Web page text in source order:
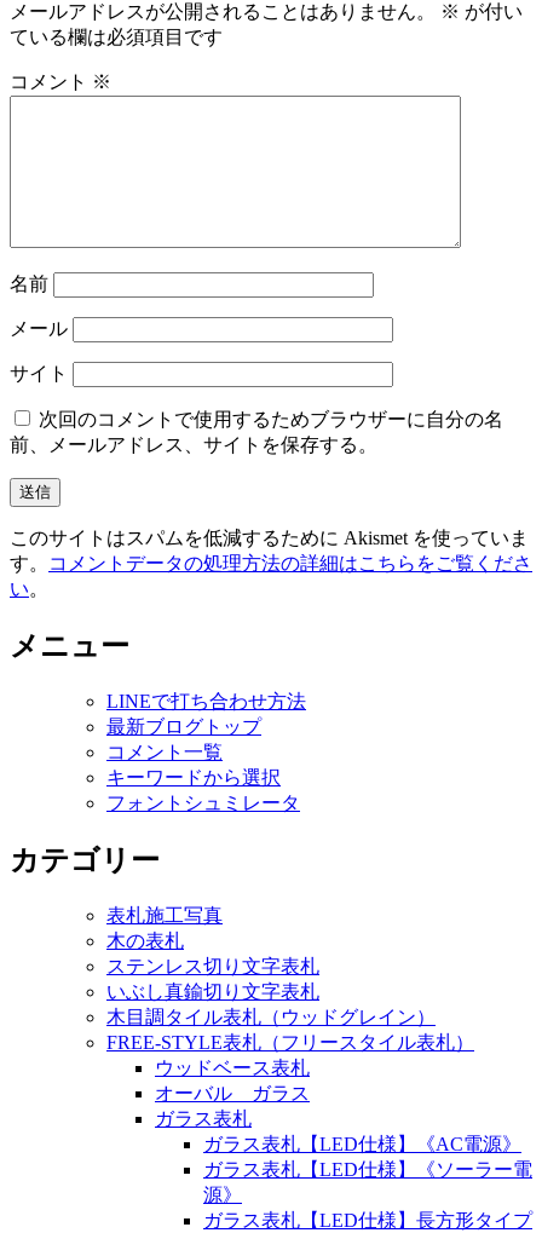
ゲ
シ
メールアドレスが公開されることはありません。 ※ が付い
ている欄は必須項目です
コメント ※
名前
メール
サイト
次回のコメントで使用するためブラウザーに自分の名
前、メールアドレス、サイトを保存する。
このサイトはスパムを低減するために Akismet を使っていま
す。
コメントデータの処理方法の詳細はこちらをご覧くださ
い。
メニュー
LINEで打ち合わせ方法
最新ブログトップ
コメント一覧
キーワードから選択
フォントシュミレータ
カテゴリー
表札施工写真
木の表札
ステンレス切り文字表札
いぶし真鍮切り文字表札
木目調タイル表札（ウッドグレイン）
FREE-STYLE表札（フリースタイル表札）
ウッドベース表札
オーバル ガラス
ガラス表札
ガラス表札【LED仕様】《AC電源》
ガラス表札【LED仕様】《ソーラー電
源》
ガラス表札【LED仕様】長方形タイプ